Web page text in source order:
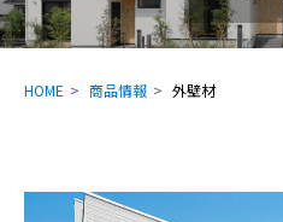
HOME 商品情報 外壁材